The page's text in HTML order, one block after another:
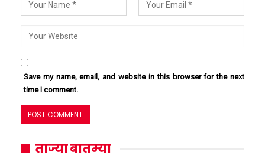
Save my name, email, and website in this browser for the next
time I comment.
ताज्या बातम्या